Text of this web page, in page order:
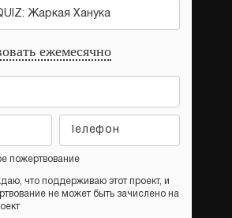
Жаркая Ханука
ежемесячно
пожертвование
что поддерживаю этот проект, и
не может быть зачислено на